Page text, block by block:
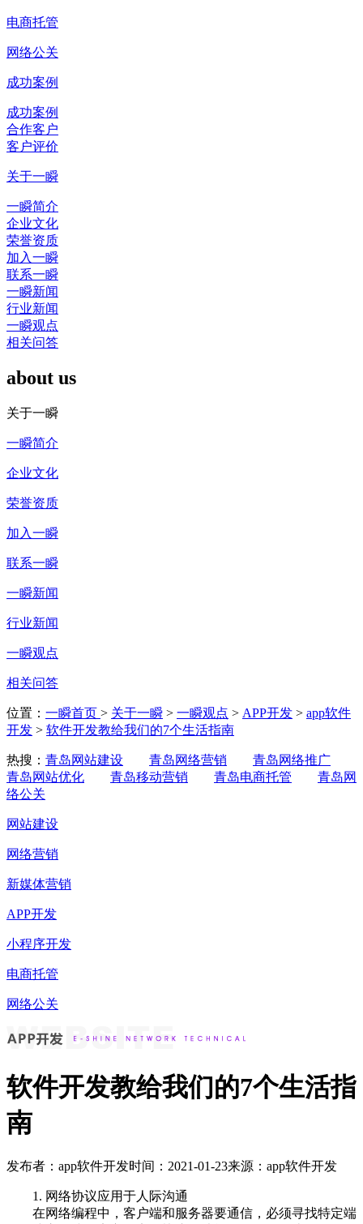
电商托管
网络公关
成功案例
成功案例
合作客户
客户评价
关于一瞬
一瞬简介
企业文化
荣誉资质
加入一瞬
联系一瞬
一瞬新闻
行业新闻
一瞬观点
相关问答
about us
关于一瞬
一瞬简介
企业文化
荣誉资质
加入一瞬
联系一瞬
一瞬新闻
行业新闻
一瞬观点
相关问答
位置： 一瞬首页 > 关于一瞬 > 一瞬观点 > APP开发 > app软件
开发 > 软件开发教给我们的7个生活指南
热搜： 青岛网站建设 青岛网络营销
青岛网络推广
青岛网站优化
青岛移动营销 青岛电商托管
青岛网
络公关
网站建设
网络营销
新媒体营销
APP开发
小程序开发
电商托管
网络公关
软件开发教给我们的7个生活指
南
发布者：app软件开发时间：2021-01-23来源：app软件开发
1. 网络协议应用于人际沟通
在网络编程中，客户端和服务器要通信，必须寻找特定端